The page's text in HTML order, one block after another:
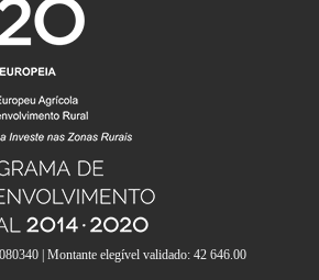
| Montante elegível validado: 42 646.00